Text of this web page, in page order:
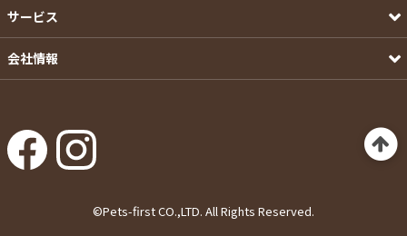
サービス
会社情報
©Pets-first CO.,LTD. All Rights Reserved.